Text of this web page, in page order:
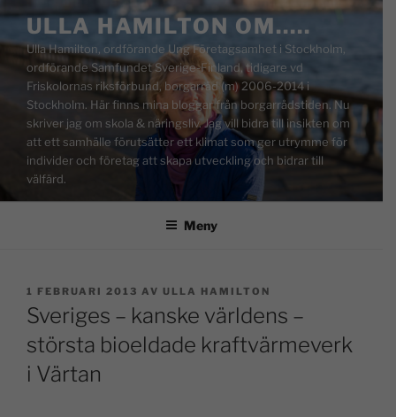
ULLA HAMILTON OM…..
Ulla Hamilton, ordförande Ung Företagsamhet i Stockholm,
ordförande Samfundet Sverige-Finland, tidigare vd
Friskolornas riksförbund, borgarråd (m) 2006-2014 i
Stockholm. Här finns mina bloggar från borgarrådstiden. Nu
skriver jag om skola & näringsliv. Jag vill bidra till insikten om
att ett samhälle förutsätter ett klimat som ger utrymme för
individer och företag att skapa utveckling och bidrar till
välfärd.
Meny
1 FEBRUARI 2013 AV ULLA HAMILTON
Sveriges – kanske världens –
största bioeldade kraftvärmeverk
i Värtan